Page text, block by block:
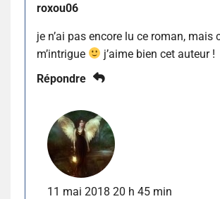
roxou06
je n’ai pas encore lu ce roman, mais
m’intrigue
j’aime bien cet auteur !
Répondre
11 mai 2018 20 h 45 min